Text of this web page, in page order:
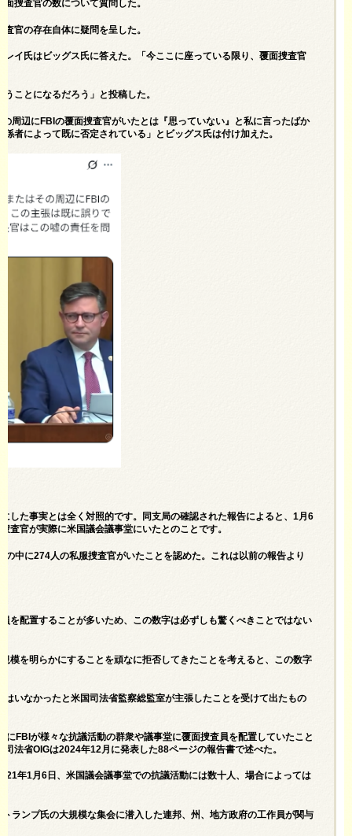
捜査官の数について質問した。
官の存在自体に疑問を呈した。
イ氏はビッグス氏に答えた。「今ここに座っている限り、覆面捜査官
ことになるだろう」と投稿した。
周辺にFBIの覆面捜査官がいたとは『思っていない』と私に言ったばか
者によって既に否定されている」とビッグス氏は付け加えた。
した事実とは全く対照的です。同支局の確認された報告によると、1月6
査官が実際に米国議会議事堂にいたとのことです。
中に274人の私服捜査官がいたことを認めた。これは以前の報告より
を配置することが多いため、この数字は必ずしも驚くべきことではない
模を明らかにすることを頑なに拒否してきたことを考えると、この数字
はいなかったと米国司法省監察総監室が主張したことを受けて出たもの
FBIが様々な抗議活動の群衆や議事堂に覆面捜査員を配置していたこと
法省OIGは2024年12月に発表した88ページの報告書で述べた。
年1月6日、米国議会議事堂での抗議活動には数十人、場合によっては
ランプ氏の大規模な集会に潜入した連邦、州、地方政府の工作員が関与